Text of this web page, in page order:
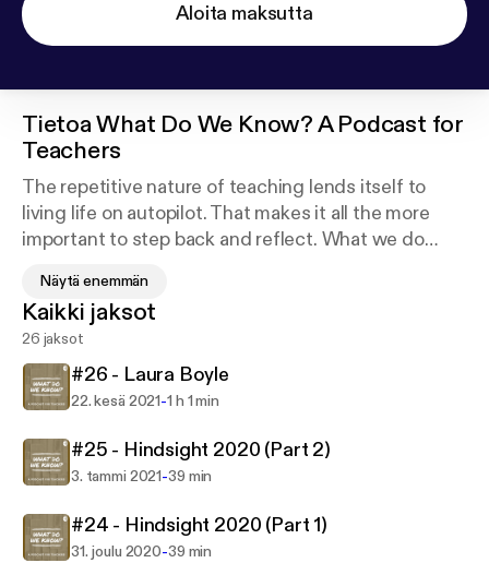
Aloita maksutta
TietoaWhat Do We Know? A Podcast for
Teachers
The repetitive nature of teaching lends itself to
living life on autopilot. That makes it all the more
important to step back and reflect. What we do
do better?
This podcast aims to name and explore the most
important issues that teachers face every day
inside and outside the classroom. Through organic
modern educators, discuss student-centered
solutions to these problems, and reflect on our
Näytä enemmän
Kaikki jaksot
26 jaksot
#26 - Laura Boyle
22. kesä 2021-1 h 1 min
#25 - Hindsight 2020 (Part 2)
3. tammi 2021-39 min
#24 - Hindsight 2020 (Part 1)
31. joulu 2020-39 min